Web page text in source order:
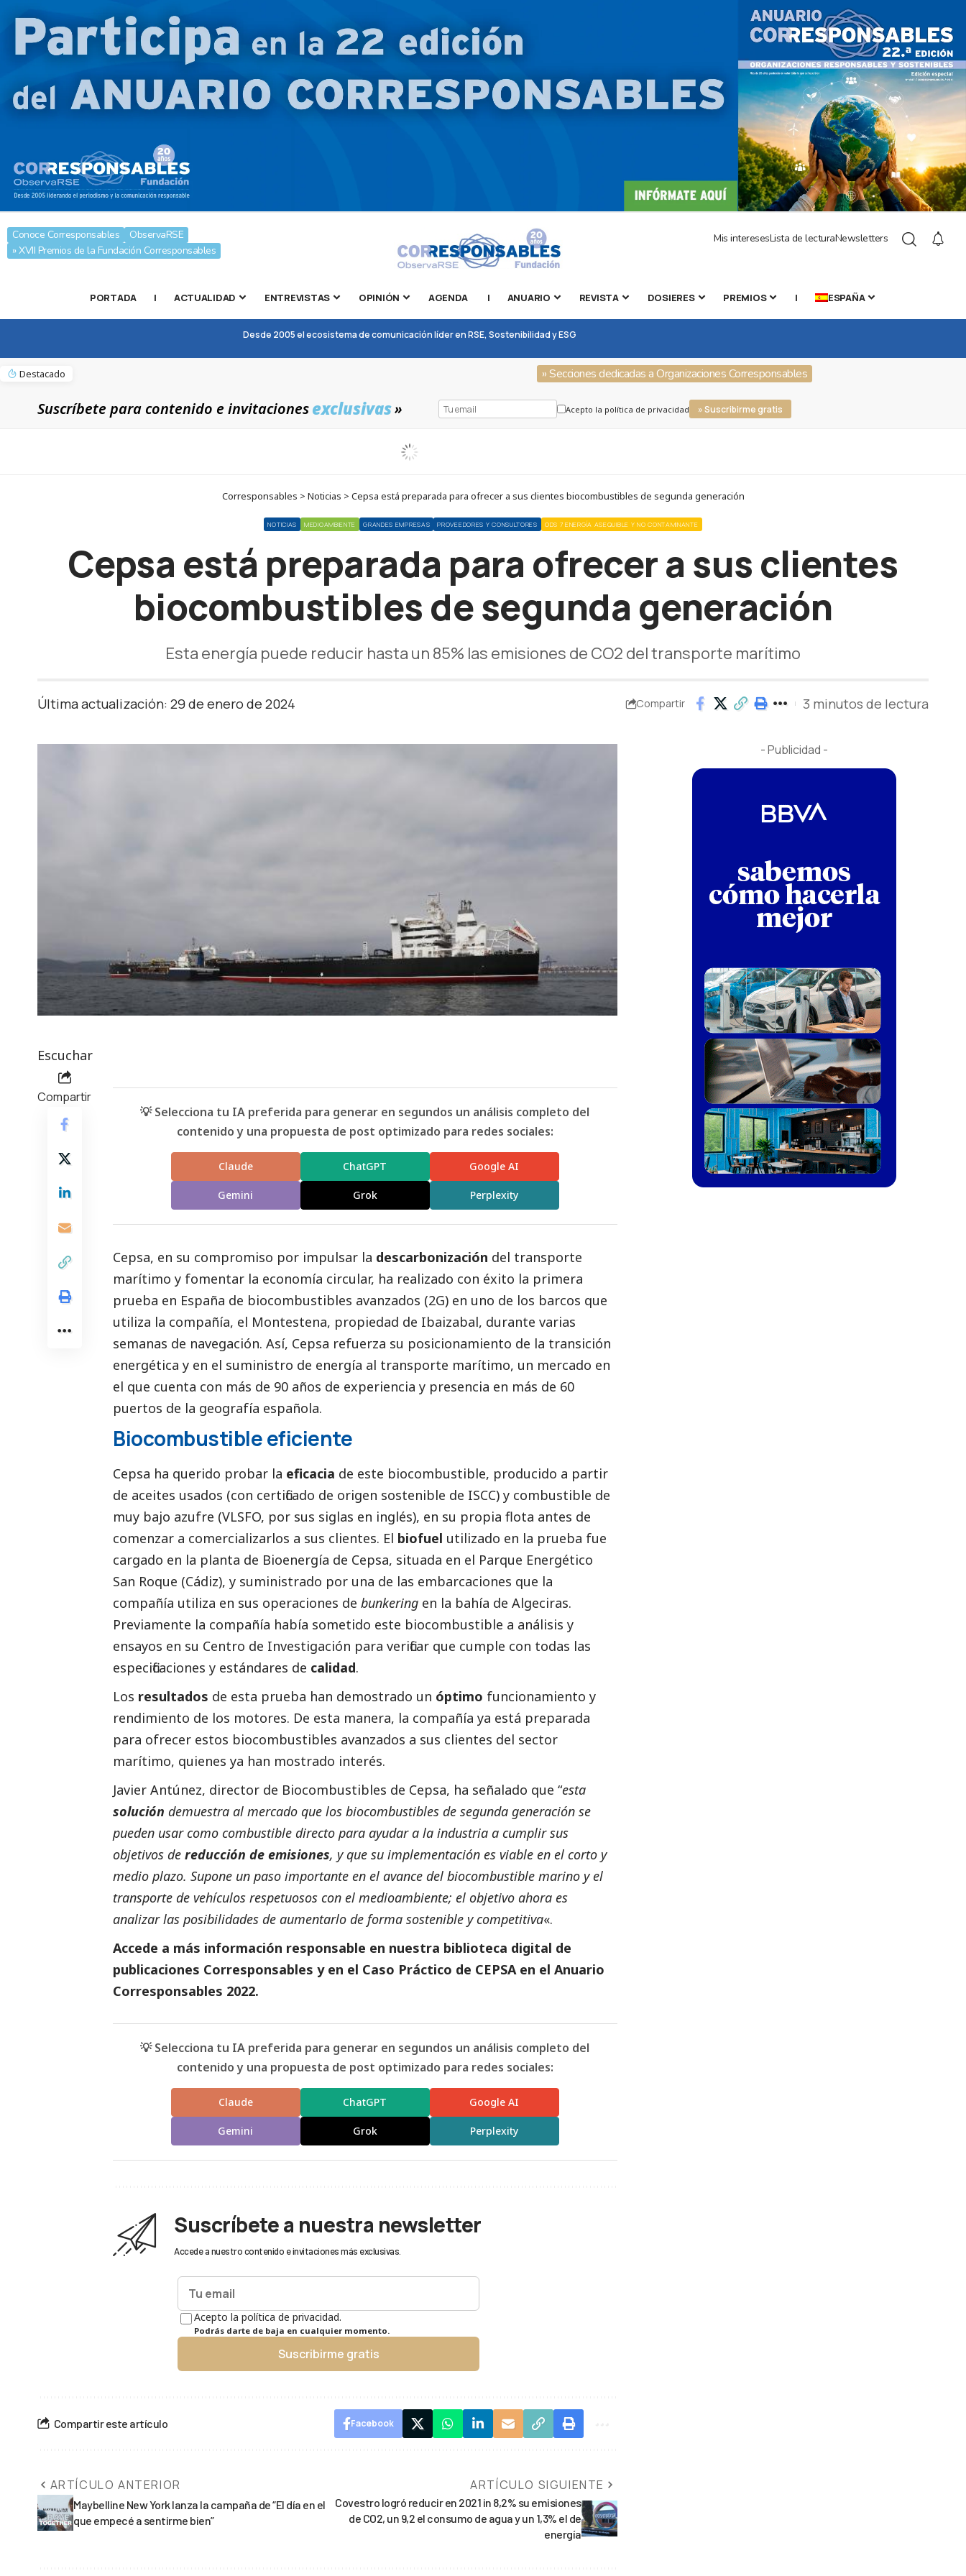
Conoce Corresponsables
ObservaRSE
» XVII Premios de la Fundación Corresponsables
Mis interesesLista de lecturaNewsletters
PORTADA | ACTUALIDAD ENTREVISTAS OPINIÓN AGENDA | ANUARIO REVISTA DOSIERES PREMIOS | ESPAÑA
Desde 2005 el ecosistema de comunicación líder en RSE, Sostenibilidad y ESG
Destacado » Secciones dedicadas a Organizaciones Corresponsables
Suscríbete para contenido e invitacionesexclusivas» Acepto la política de privacidad » Suscribirme gratis
Corresponsables > Noticias > Cepsa está preparada para ofrecer a sus clientes biocombustibles de segunda generación
NOTICIAS MEDIOAMBIENTE GRANDES EMPRESAS PROVEEDORES Y CONSULTORES ODS 7 ENERGÍA ASEQUIBLE Y NO CONTAMINANTE
Cepsa está preparada para ofrecer a sus clientes
biocombustibles de segunda generación
Esta energía puede reducir hasta un 85% las emisiones de CO2 del transporte marítimo
Última actualización: 29 de enero de 2024 Compartir 3 minutos de lectura
Escuchar
Compartir
💡 Selecciona tu IA preferida para generar en segundos un análisis completo del
contenido y una propuesta de post optimizado para redes sociales:
Claude ChatGPT Google AI
Gemini Grok Perplexity
Cepsa, en su compromiso por impulsar la descarbonización del transporte
marítimo y fomentar la economía circular, ha realizado con éxito la primera
prueba en España de biocombustibles avanzados (2G) en uno de los barcos que
utiliza la compañía, el Montestena, propiedad de Ibaizabal, durante varias
semanas de navegación. Así, Cepsa refuerza su posicionamiento de la transición
energética y en el suministro de energía al transporte marítimo, un mercado en
el que cuenta con más de 90 años de experiencia y presencia en más de 60
puertos de la geografía española.
Biocombustible eficiente
Cepsa ha querido probar la eficacia de este biocombustible, producido a partir
de aceites usados (con certificado de origen sostenible de ISCC) y combustible de
muy bajo azufre (VLSFO, por sus siglas en inglés), en su propia flota antes de
comenzar a comercializarlos a sus clientes. El biofuel utilizado en la prueba fue
cargado en la planta de Bioenergía de Cepsa, situada en el Parque Energético
San Roque (Cádiz), y suministrado por una de las embarcaciones que la
compañía utiliza en sus operaciones de bunkering en la bahía de Algeciras.
Previamente la compañía había sometido este biocombustible a análisis y
ensayos en su Centro de Investigación para verificar que cumple con todas las
especificaciones y estándares de calidad.
Los resultados de esta prueba han demostrado un óptimo funcionamiento y
rendimiento de los motores. De esta manera, la compañía ya está preparada
para ofrecer estos biocombustibles avanzados a sus clientes del sector
marítimo, quienes ya han mostrado interés.
Javier Antúnez, director de Biocombustibles de Cepsa, ha señalado que “esta
solución demuestra al mercado que los biocombustibles de segunda generación se
pueden usar como combustible directo para ayudar a la industria a cumplir sus
objetivos de reducción de emisiones, y que su implementación es viable en el corto y
medio plazo. Supone un paso importante en el avance del biocombustible marino y el
transporte de vehículos respetuosos con el medioambiente; el objetivo ahora es
analizar las posibilidades de aumentarlo de forma sostenible y competitiva«.
Accede a más información responsable en nuestra biblioteca digital de
publicaciones Corresponsables y en el Caso Práctico de CEPSAen el Anuario
Corresponsables 2022.
💡 Selecciona tu IA preferida para generar en segundos un análisis completo del
contenido y una propuesta de post optimizado para redes sociales:
Claude ChatGPT Google AI
Gemini Grok Perplexity
Suscríbete a nuestra newsletter
Accede a nuestro contenido e invitaciones más exclusivas.
Acepto la política de privacidad.
Podrás darte de baja en cualquier momento.
Suscribirme gratis
Compartir este artículo Facebook
ARTÍCULO ANTERIOR
Maybelline New York lanza la campaña de “El día en el
que empecé a sentirme bien”
ARTÍCULO SIGUIENTE
Covestro logró reducir en 2021 in 8,2% su emisiones
de CO2, un 9,2 el consumo de agua y un 1,3% el de
energía
- Publicidad -